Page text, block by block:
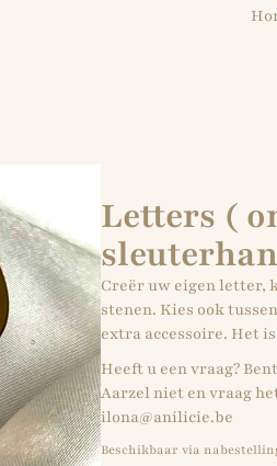
Letters (
Creër uw eigen letter,
stenen. Kies ook
extra accessoire. Het
Heeft u een vraag?
Aarzel niet en vraag
ilona@anilicie.be
Beschikbaar via